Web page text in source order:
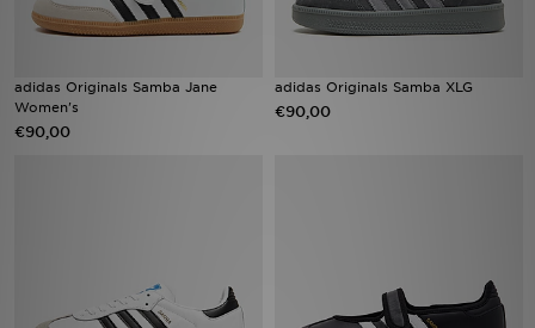
adidas Originals Samba Jane
Women's
€90,00
adidas Originals Samba XLG
€90,00
Download de app
Wie wij zijn